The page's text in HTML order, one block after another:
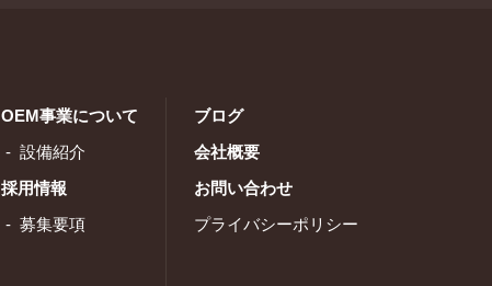
OEM事業について
設備紹介
採用情報
募集要項
ブログ
会社概要
お問い合わせ
プライバシーポリシー